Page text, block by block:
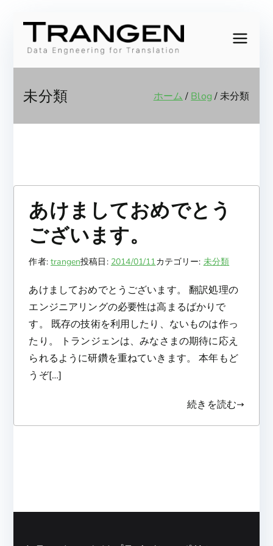
ス
プ
en,
Inc.
Engineering
Translation
未分類 ホーム Blog 未分類
あけましておめでとう
ございます。
作者:trangen投稿日: 2014/01/11カテゴリー: 未分類
あけましておめでとうございます。 翻訳処理の
エンジニアリングの必要性は高まるばかりで
す。 既存の技術を利用したり、ないものは作っ
たり。 トランジェンは、みなさまの期待に応え
られるように研鑽を重ねていきます。 本年もど
うぞ[…]
続きを読む